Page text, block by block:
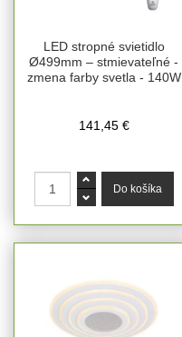
LED stropné svietidlo
Ø499mm – stmievateľné -
zmena farby svetla - 140W
141,45 €